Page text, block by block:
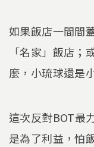
如果飯店一間間
「名家」飯店
麼，小琉球還是
這次反對BOT最
是為了利益，怕